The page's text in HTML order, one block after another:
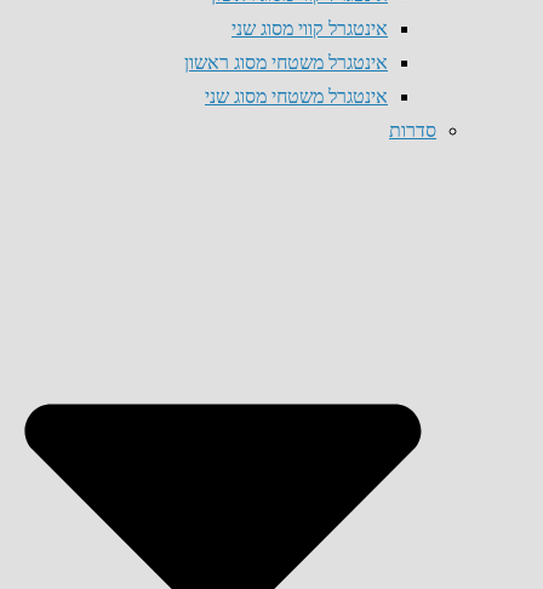
אינטגרל קווי מסוג שני
אינטגרל משטחי מסוג ראשון
אינטגרל משטחי מסוג שני
סדרות